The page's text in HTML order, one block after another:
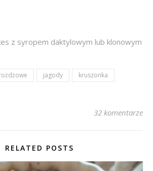
z syropem daktylowym lub klonowym
jagody
kruszonka
32 komentarze
RELATED POSTS